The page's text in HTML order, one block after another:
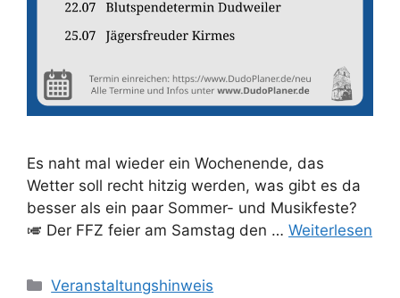
Es naht mal wieder ein Wochenende, das
Wetter soll recht hitzig werden, was gibt es da
besser als ein paar Sommer- und Musikfeste?
🎺 Der FFZ feier am Samstag den … Weiterlesen
Kategorien
Veranstaltungshinweis